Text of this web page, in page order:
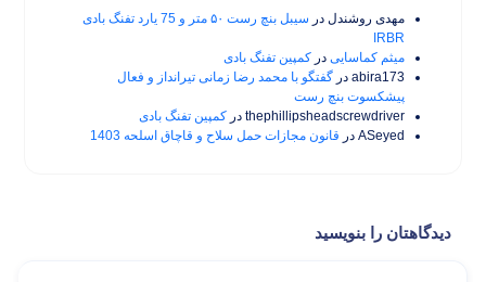
مهدی روشندل در
سیبل بنچ رست ۵۰ متر و 75 یارد تفنگ بادی
IRBR
میثم کماسایی درکمپین تفنگ بادی
abira173 درگفتگو با محمد رضا زمانی تیرانداز و فعال
پیشکسوت بنچ رست
thephillipsheadscrewdriver درکمپین تفنگ بادی
ASeyed در قانون مجازات حمل سلاح و قاچاق اسلحه 1403
دیدگاهتان را بنویسید